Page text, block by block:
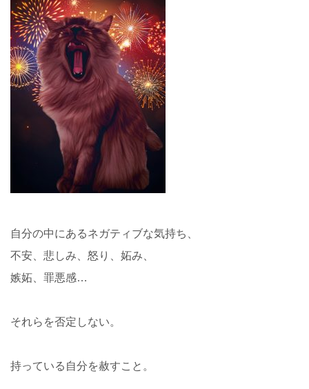
自分の中にあるネガティブな気持ち、
不安、悲しみ、怒り、妬み、
嫉妬、罪悪感…
それらを否定しない。
持っている自分を赦すこと。